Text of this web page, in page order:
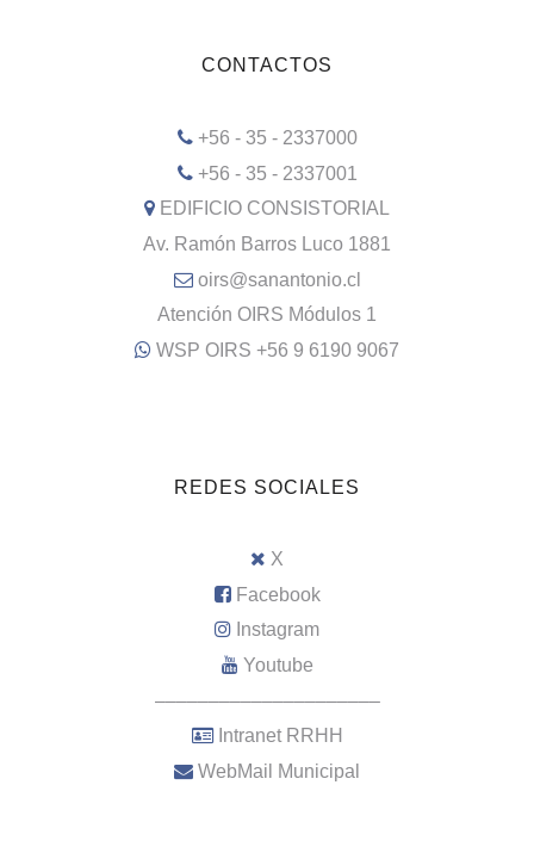
CONTACTOS
+56 - 35 - 2337000
+56 - 35 - 2337001
EDIFICIO CONSISTORIAL
Av. Ramón Barros Luco 1881
oirs@sanantonio.cl
Atención OIRS Módulos 1
WSP OIRS +56 9 6190 9067
REDES SOCIALES
X
Facebook
Instagram
Youtube
–––––––––––––––––––––
Intranet RRHH
WebMail Municipal